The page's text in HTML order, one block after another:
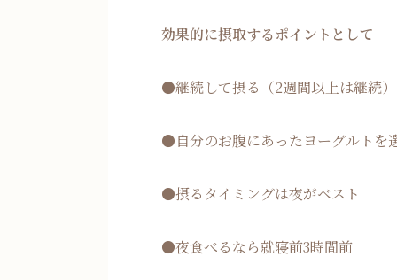
効果的に摂取するポイントとして
●継続して摂る（2週間以上は継続）
●自分のお腹にあったヨーグルトを
●摂るタイミングは夜がベスト
●夜食べるなら就寝前3時間前